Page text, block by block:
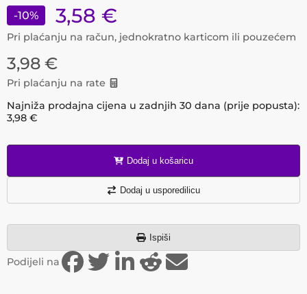
-10% 3,58 €
Pri plaćanju na račun, jednokratno karticom ili pouzećem
3,98 €
Pri plaćanju na rate
Najniža prodajna cijena u zadnjih 30 dana (prije popusta):
3,98 €
Dodaj u košaricu
Dodaj u usporedilicu
Ispiši
Podijeli na